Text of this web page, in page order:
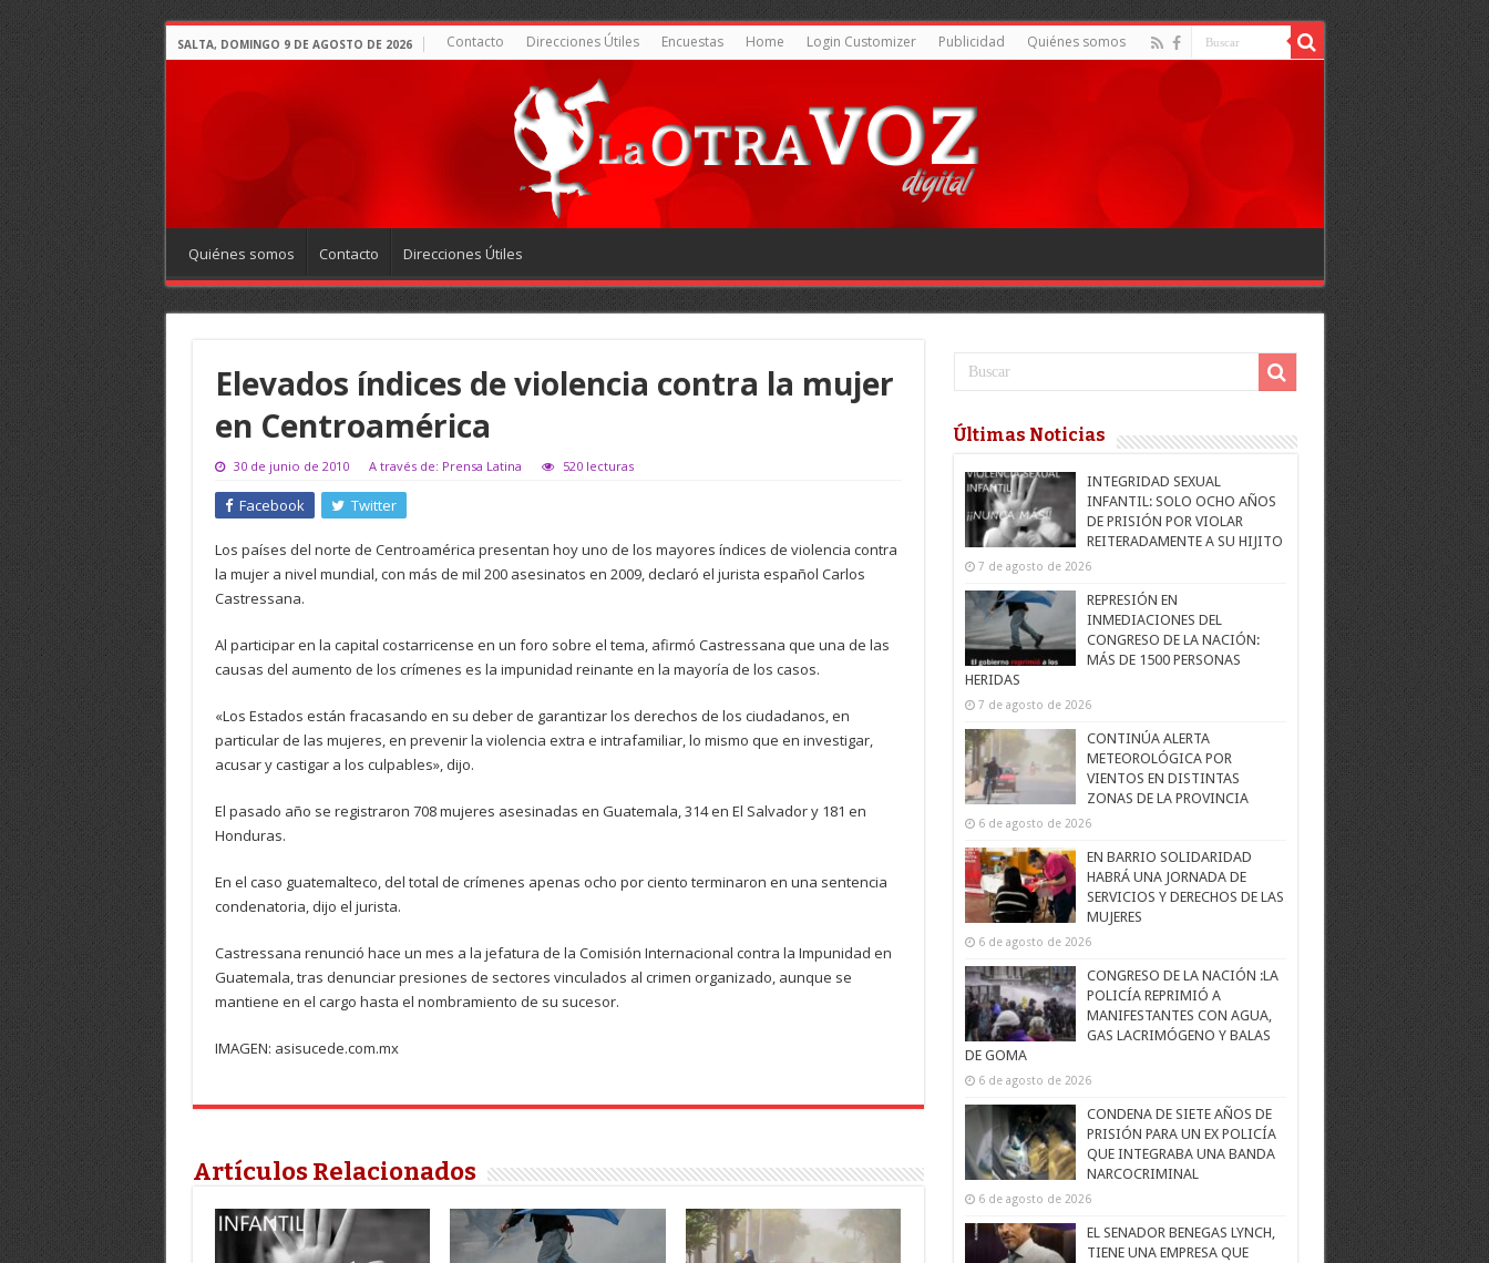
SALTA, DOMINGO 9 DE AGOSTO DE 2026 Contacto Direcciones Útiles Encuestas Home Login Customizer Publicidad Quiénes somos
Quiénes somos Contacto Direcciones Útiles
Elevados índices de violencia contra la mujer
en Centroamérica
30 de junio de 2010 A través de: Prensa Latina 520 lecturas
Facebook Twitter
Los países del norte de Centroamérica presentan hoy uno de los mayores índices de violencia contra
la mujer a nivel mundial, con más de mil 200 asesinatos en 2009, declaró el jurista español Carlos
Castressana.
Al participar en la capital costarricense en un foro sobre el tema, afirmó Castressana que una de las
causas del aumento de los crímenes es la impunidad reinante en la mayoría de los casos.
«Los Estados están fracasando en su deber de garantizar los derechos de los ciudadanos, en
particular de las mujeres, en prevenir la violencia extra e intrafamiliar, lo mismo que en investigar,
acusar y castigar a los culpables», dijo.
El pasado año se registraron 708 mujeres asesinadas en Guatemala, 314 en El Salvador y 181 en
Honduras.
En el caso guatemalteco, del total de crímenes apenas ocho por ciento terminaron en una sentencia
condenatoria, dijo el jurista.
Castressana renunció hace un mes a la jefatura de la Comisión Internacional contra la Impunidad en
Guatemala, tras denunciar presiones de sectores vinculados al crimen organizado, aunque se
mantiene en el cargo hasta el nombramiento de su sucesor.
IMAGEN: asisucede.com.mx
Artículos Relacionados
Últimas Noticias
INTEGRIDAD SEXUAL
INFANTIL: SOLO OCHO AÑOS
DE PRISIÓN POR VIOLAR
REITERADAMENTE A SU HIJITO
7 de agosto de 2026
REPRESIÓN EN
INMEDIACIONES DEL
CONGRESO DE LA NACIÓN:
MÁS DE 1500 PERSONAS
HERIDAS
7 de agosto de 2026
CONTINÚA ALERTA
METEOROLÓGICA POR
VIENTOS EN DISTINTAS
ZONAS DE LA PROVINCIA
6 de agosto de 2026
EN BARRIO SOLIDARIDAD
HABRÁ UNA JORNADA DE
SERVICIOS Y DERECHOS DE LAS
MUJERES
6 de agosto de 2026
CONGRESO DE LA NACIÓN :LA
POLICÍA REPRIMIÓ A
MANIFESTANTES CON AGUA,
GAS LACRIMÓGENO Y BALAS
DE GOMA
6 de agosto de 2026
CONDENA DE SIETE AÑOS DE
PRISIÓN PARA UN EX POLICÍA
QUE INTEGRABA UNA BANDA
NARCOCRIMINAL
6 de agosto de 2026
EL SENADOR BENEGAS LYNCH,
TIENE UNA EMPRESA QUE